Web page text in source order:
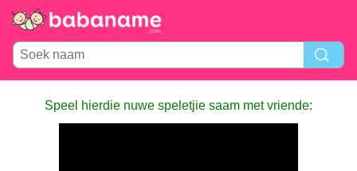
Speel hierdie nuwe speletjie saam met vriende: